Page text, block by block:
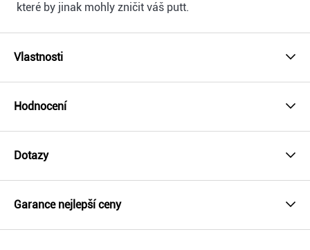
které by jinak mohly zničit váš putt.
Vlastnosti
Hodnocení
Dotazy
Garance nejlepší ceny